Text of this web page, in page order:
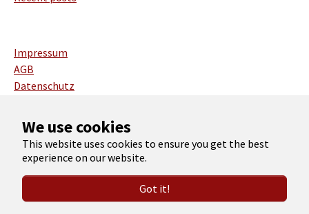
We use cookies
This website uses cookies to ensure you get the best
experience on our website.
Got it!
Impressum
AGB
Datenschutz
English
Copyright 2026 Christian Roth